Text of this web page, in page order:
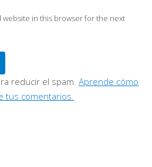
website in this browser for the next
reducir el spam. Aprende cómo
tus comentarios.